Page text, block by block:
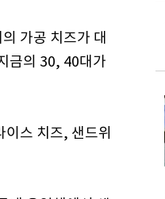
가공 치즈가 대
금의 30, 40대가
스 치즈, 샌드위